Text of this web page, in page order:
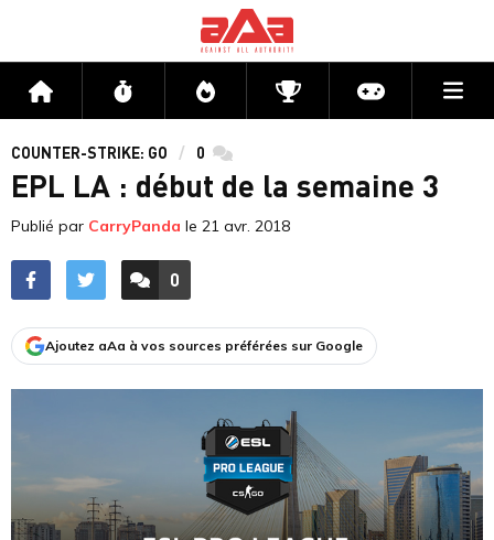
Accueil Flux Directs CompétitionsActu jeux
COUNTER-STRIKE: GO 0 commentaires
EPL LA : début de la semaine 3
Publié par CarryPanda le 21 avr. 2018
ACCÉDER AUX
0
COMMENTAIRES
Ajoutez aAa à vos sources préférées sur Google